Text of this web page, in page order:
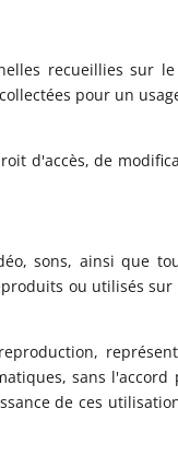
recueillies sur
pour un
d'accès, de
sons, ainsi que
ou utilisés sur
sans l'accord
de ces